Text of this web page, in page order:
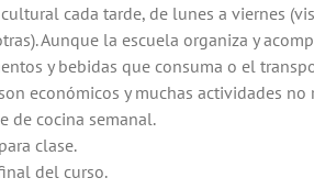
cada tarde, de lunes a viernes
Aunque la escuela organiza y
y bebidas que consuma o el
económicos y muchas actividades
de cocina semanal.
clase.
del curso.